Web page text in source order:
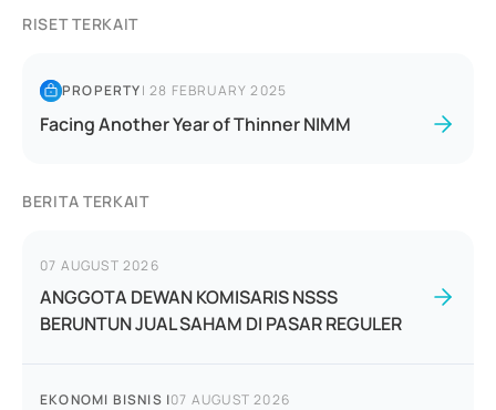
RISET TERKAIT
PROPERTY|28 FEBRUARY 2025
Facing Another Year of Thinner NIMM
BERITA TERKAIT
07 AUGUST 2026
ANGGOTA DEWAN KOMISARIS NSSS
BERUNTUN JUAL SAHAM DI PASAR REGULER
EKONOMI BISNIS |07 AUGUST 2026